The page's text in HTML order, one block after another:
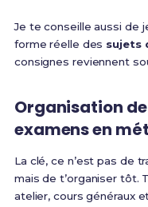
Je te conseille aussi de
forme réelle des sujets
consignes reviennent
Organisation
examens en
La clé, ce n’est pas de
mais de t’organiser tôt.
atelier, cours généraux